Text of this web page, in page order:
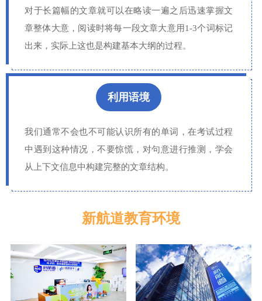
对于长篇幅的文章就可以在略读一遍之后迅速掌握文
章整体大意，阅读时将每一段文章大意用1-3个词标记
出来，实际上这也是构建基本大纲的过程。
利用语境
我们通常不会也不可能认识所有的单词，在考试过程
中遇到这种情况，不要惊慌，对句意进行推测，学会
从上下文信息中构建完整的文章结构。
新航道教育环境